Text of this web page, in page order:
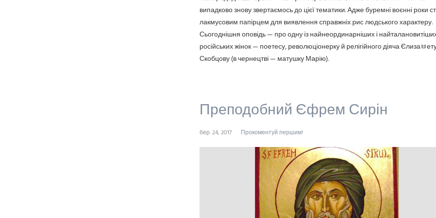
випадково знову звертаємось до цієї тематики. Адже буремні воєнні роки
лакмусовим папірцем для виявлення справжніх рис людського характеру.
Сьогоднішня оповідь — про одну із найнеординарніших і
російських жінок — поетесу, революціонерку й релігійного діяча Єлизаﾲ
Скобцову (в чернецтві — матушку Марію).
Преподобний Єфрем Сирін
бер. 24, 2017 Прокоментуй першим!